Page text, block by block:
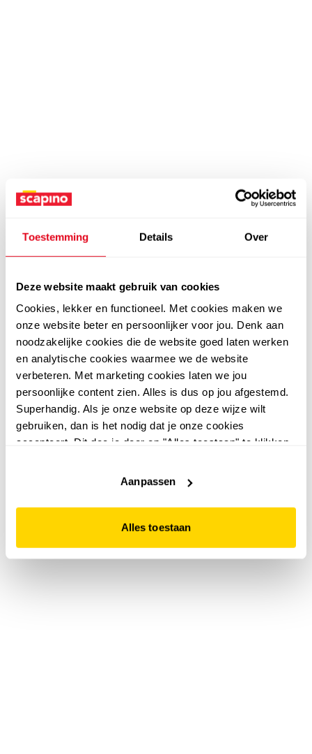
Toestemming Details Over
Deze website maakt gebruik van cookies
Cookies, lekker en functioneel. Met cookies maken we
onze website beter en persoonlijker voor jou. Denk aan
noodzakelijke cookies die de website goed laten werken
en analytische cookies waarmee we de website
verbeteren. Met marketing cookies laten we jou
persoonlijke content zien. Alles is dus op jou afgestemd.
Superhandig. Als je onze website op deze wijze wilt
gebruiken, dan is het nodig dat je onze cookies
accepteert. Dit doe je door op "Alles toestaan" te klikken.
website niet optimaal functioneert.
Aanpassen
Alles toestaan